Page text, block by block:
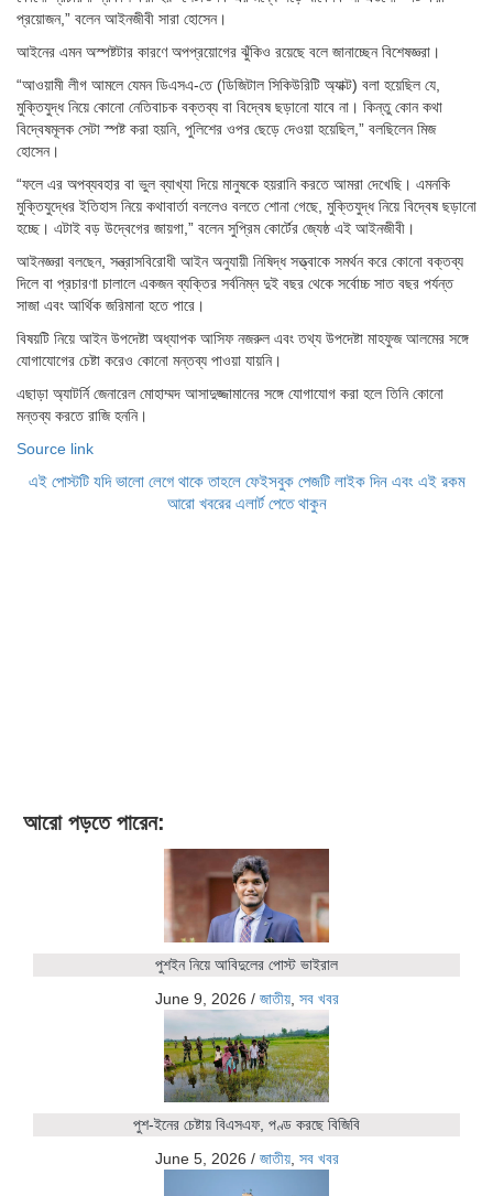
প্রয়োজন,” বলেন আইনজীবী সারা হোসেন।
আইনের এমন অস্পষ্টটার কারণে অপপ্রয়োগের ঝুঁকিও রয়েছে বলে জানাচ্ছেন বিশেষজ্ঞরা।
“আওয়ামী লীগ আমলে যেমন ডিএসএ-তে (ডিজিটাল সিকিউরিটি অ্যাক্ট) বলা হয়েছিল যে,
মুক্তিযুদ্ধ নিয়ে কোনো নেতিবাচক বক্তব্য বা বিদ্বেষ ছড়ানো যাবে না। কিন্তু কোন কথা
বিদ্বেষমূলক সেটা স্পষ্ট করা হয়নি, পুলিশের ওপর ছেড়ে দেওয়া হয়েছিল,” বলছিলেন মিজ
হোসেন।
“ফলে এর অপব্যবহার বা ভুল ব্যাখ্যা দিয়ে মানুষকে হয়রানি করতে আমরা দেখেছি। এমনকি
মুক্তিযুদ্ধের ইতিহাস নিয়ে কথাবার্তা বললেও বলতে শোনা গেছে, মুক্তিযুদ্ধ নিয়ে বিদ্বেষ ছড়ানো
হচ্ছে। এটাই বড় উদ্বেগের জায়গা,” বলেন সুপ্রিম কোর্টের জ্যেষ্ঠ এই আইনজীবী।
আইনজ্ঞরা বলছেন, সন্ত্রাসবিরোধী আইন অনুযায়ী নিষিদ্ধ সত্ত্বাকে সমর্থন করে কোনো বক্তব্য
দিলে বা প্রচারণা চালালে একজন ব্যক্তির সর্বনিম্ন দুই বছর থেকে সর্বোচ্চ সাত বছর পর্যন্ত
সাজা এবং আর্থিক জরিমানা হতে পারে।
বিষয়টি নিয়ে আইন উপদেষ্টা অধ্যাপক আসিফ নজরুল এবং তথ্য উপদেষ্টা মাহফুজ আলমের সঙ্গে
যোগাযোগের চেষ্টা করেও কোনো মন্তব্য পাওয়া যায়নি।
এছাড়া অ্যাটর্নি জেনারেল মোহাম্মদ আসাদুজ্জামানের সঙ্গে যোগাযোগ করা হলে তিনি কোনো
মন্তব্য করতে রাজি হননি।
Source link
এই পোস্টটি যদি ভালো লেগে থাকে তাহলে ফেইসবুক পেজটি লাইক দিন এবং এই রকম
আরো খবরের এলার্ট পেতে থাকুন
আরো পড়তে পারেন:
পুশইন নিয়ে আবিদুলের পোস্ট ভাইরাল
June 9, 2026 / জাতীয়, সব খবর
পুশ-ইনের চেষ্টায় বিএসএফ, পণ্ড করছে বিজিবি
June 5, 2026 / জাতীয়, সব খবর